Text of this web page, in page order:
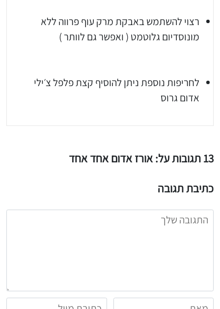
רצוי להשתמש באבקת מרק עוף פרווה ללא
מונוסדיום גלוטמט ( ואפשר גם לוותר )
לחריפות נוספת ניתן להוסיף קצת פלפל צ׳ילי
אדום גרוס
13 תגובות על: אורז אדום אחד אחד
כתיבת תגובה